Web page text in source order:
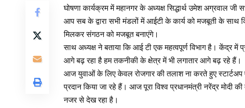
घोषणा कार्यक्रम में महानगर के अध्यक्ष सिद्धार्थ उमेश अग्रवाल जी
आप सब के द्वारा सभी मंडलों में आईटी के कार्य को मजबूती के साथ
मिलकर संगठन को मजबूत बनाएंगे।
साथ अध्यक्ष ने बताया कि आई टी एक महत्वपूर्ण विभाग है। केंद्र
आगे बढ़ रहा है हम तकनीकी के क्षेत्र में भी लगातार आगे बढ़ रहे हैं।
आज युवाओं के लिए केवल रोजगार की तलाश ना करते हुए स्टार्टअप
प्रदान किया जा रहे हैं। आज पूरा विश्व प्रधानमंत्री नरेंद्र मोदी
नजर से देख रहा है।